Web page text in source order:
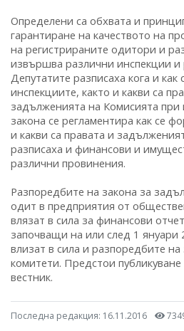
Определени са обхвата и
гарантиране на качеството на
на регистрираните одитори и
извършва различни инспекции и
Депутатите разписаха кога и
инспекциите, както и какви са
задълженията на Комисията
закона се регламентира как се
и какви са правата и
разписаха и финансови и
различни провинения.
Разпоредбите на закона за
одит в предприятия от
влязат в сила за финансови
започващи на или след 1
влизат в сила и разпоредбите
комитети. Предстои
вестник.
Последна редакция: 16.11.2016